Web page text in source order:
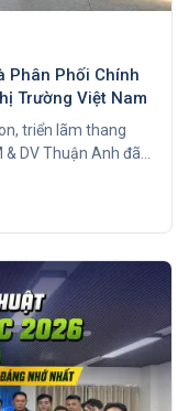
Phân Phối Chính
Trường Việt Nam
triển lãm thang
& DV Thuận Anh đã